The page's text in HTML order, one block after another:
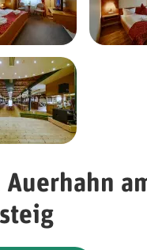
Auerhahn